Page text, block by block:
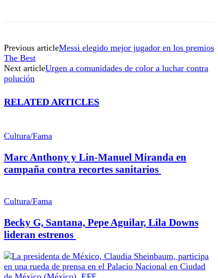
Previous articleMessi elegido mejor jugador en los premios
The Best
Next articleUrgen a comunidades de color a luchar contra
polución
RELATED ARTICLES
Cultura/Fama
Marc Anthony y Lin-Manuel Miranda en
campaña contra recortes sanitarios
Cultura/Fama
Becky G, Santana, Pepe Aguilar, Lila Downs
lideran estrenos